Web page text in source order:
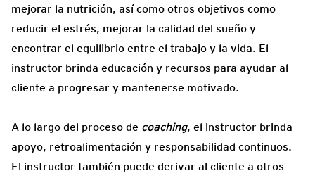
mejorar la nutrición, así como otros objetivos como
reducir el estrés, mejorar la calidad del sueño y
encontrar el equilibrio entre el trabajo y la vida. El
instructor brinda educación y recursos para ayudar al
cliente a progresar y mantenerse motivado.
A lo largo del proceso de coaching, el instructor brinda
apoyo, retroalimentación y responsabilidad continuos.
El instructor también puede derivar al cliente a otros